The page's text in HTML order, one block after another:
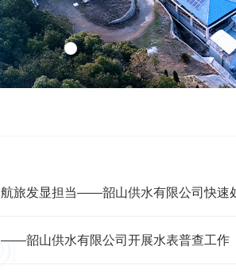
旅发显担当——韶山供水有限公司快速
——韶山供水有限公司开展水表普查工作